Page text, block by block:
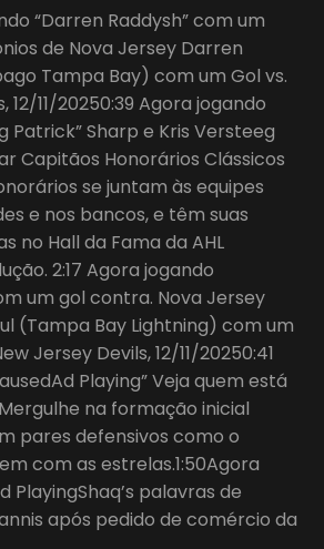
“Darren Raddysh” com um
de Nova Jersey Darren
Tampa Bay) com um Gol vs.
12/11/20250:39 Agora jogando
Patrick” Sharp e Kris Versteeg
Capitãos Honorários Clássicos
se juntam às equipes
e nos bancos, e têm suas
no Hall da Fama da AHL
2:17 Agora jogando
um gol contra. Nova Jersey
(Tampa Bay Lightning) com um
Jersey Devils, 12/11/20250:41
Playing” Veja quem está
na formação inicial
pares defensivos como o
com as estrelas.1:50Agora
PlayingShaq’s palavras de
após pedido de comércio da